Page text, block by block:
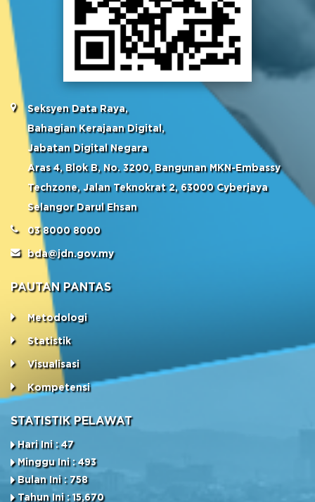
Seksyen Data Raya,
Bahagian Kerajaan Digital,
Jabatan Digital Negara
Aras 4, Blok B, No. 3200, Bangunan MKN-Embassy
Techzone, Jalan Teknokrat 2, 63000 Cyberjaya
Selangor Darul Ehsan
03 8000 8000
bda@jdn.gov.my
PAUTAN PANTAS
Metodologi
Statistik
Visualisasi
Kompetensi
STATISTIK PELAWAT
Hari Ini : 47
Minggu Ini : 493
Bulan Ini : 758
Tahun Ini : 15,670